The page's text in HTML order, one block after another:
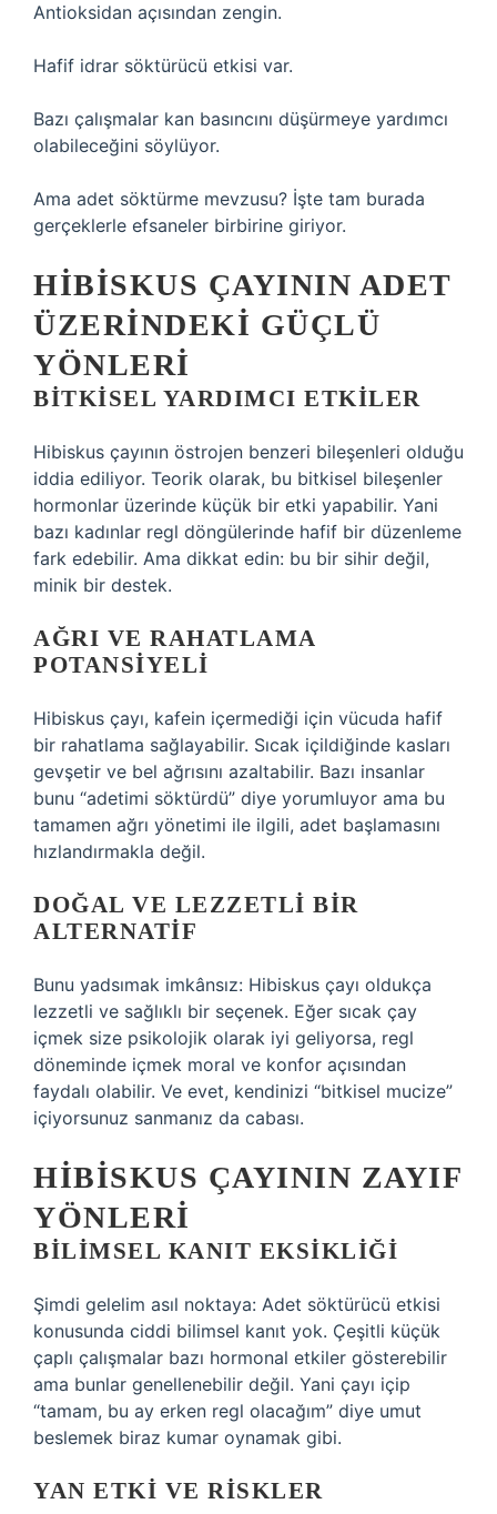
Antioksidan açısından zengin.
Hafif idrar söktürücü etkisi var.
Bazı çalışmalar kan basıncını düşürmeye yardımcı
olabileceğini söylüyor.
Ama adet söktürme mevzusu? İşte tam burada
gerçeklerle efsaneler birbirine giriyor.
HIBISKUS ÇAYININ ADET
ÜZERINDEKI GÜÇLÜ
YÖNLERI
BITKISEL YARDIMCI ETKILER
Hibiskus çayının östrojen benzeri bileşenleri olduğu
iddia ediliyor. Teorik olarak, bu bitkisel bileşenler
hormonlar üzerinde küçük bir etki yapabilir. Yani
bazı kadınlar regl döngülerinde hafif bir düzenleme
fark edebilir. Ama dikkat edin: bu bir sihir değil,
minik bir destek.
AĞRI VE RAHATLAMA
POTANSIYELI
Hibiskus çayı, kafein içermediği için vücuda hafif
bir rahatlama sağlayabilir. Sıcak içildiğinde kasları
gevşetir ve bel ağrısını azaltabilir. Bazı insanlar
bunu “adetimi söktürdü” diye yorumluyor ama bu
tamamen ağrı yönetimi ile ilgili, adet başlamasını
hızlandırmakla değil.
DOĞAL VE LEZZETLI BIR
ALTERNATIF
Bunu yadsımak imkânsız: Hibiskus çayı oldukça
lezzetli ve sağlıklı bir seçenek. Eğer sıcak çay
içmek size psikolojik olarak iyi geliyorsa, regl
döneminde içmek moral ve konfor açısından
faydalı olabilir. Ve evet, kendinizi “bitkisel mucize”
içiyorsunuz sanmanız da cabası.
HIBISKUS ÇAYININ ZAYIF
YÖNLERI
BILIMSEL KANIT EKSIKLIĞI
Şimdi gelelim asıl noktaya: Adet söktürücü etkisi
konusunda ciddi bilimsel kanıt yok. Çeşitli küçük
çaplı çalışmalar bazı hormonal etkiler gösterebilir
ama bunlar genellenebilir değil. Yani çayı içip
“tamam, bu ay erken regl olacağım” diye umut
beslemek biraz kumar oynamak gibi.
YAN ETKI VE RISKLER